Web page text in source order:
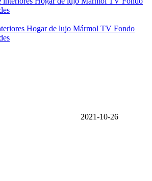
Hogar de lujo Mármol TV Fondo
2021-10-26